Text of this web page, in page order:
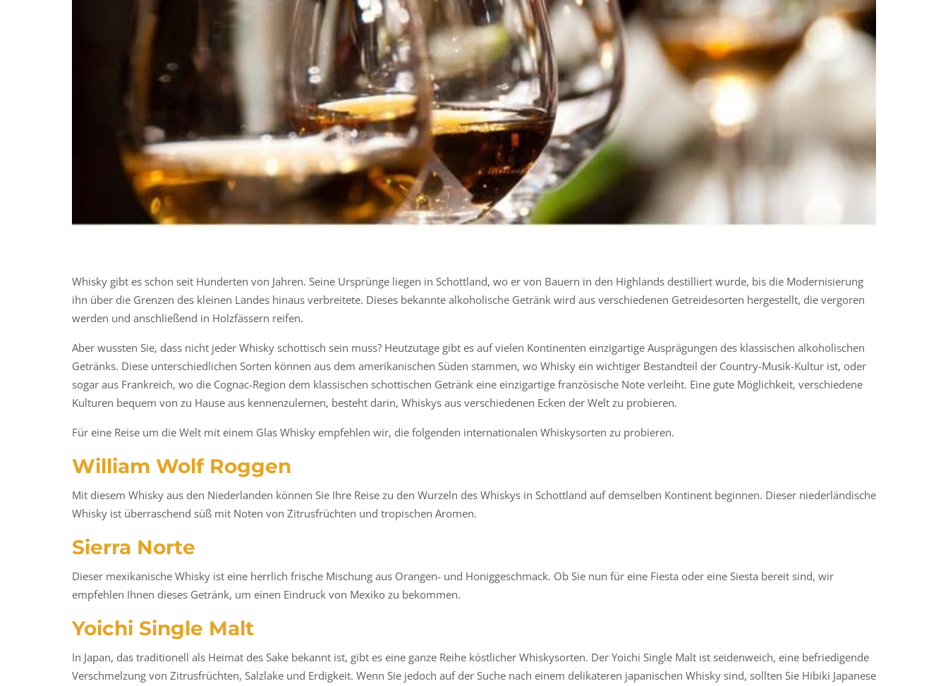
Whisky gibt es schon seit Hunderten von Jahren. Seine Ursprünge liegen in Schottland, wo er von Bauern in den Highlands destilliert wurde, bis die Modernisierung
ihn über die Grenzen des kleinen Landes hinaus verbreitete. Dieses bekannte alkoholische Getränk wird aus verschiedenen Getreidesorten hergestellt, die vergoren
werden und anschließend in Holzfässern reifen.
Aber wussten Sie, dass nicht jeder Whisky schottisch sein muss? Heutzutage gibt es auf vielen Kontinenten einzigartige Ausprägungen des klassischen alkoholischen
Getränks. Diese unterschiedlichen Sorten können aus dem amerikanischen Süden stammen, wo Whisky ein wichtiger Bestandteil der Country-Musik-Kultur ist, oder
sogar aus Frankreich, wo die Cognac-Region dem klassischen schottischen Getränk eine einzigartige französische Note verleiht. Eine gute Möglichkeit, verschiedene
Kulturen bequem von zu Hause aus kennenzulernen, besteht darin, Whiskys aus verschiedenen Ecken der Welt zu probieren.
Für eine Reise um die Welt mit einem Glas Whisky empfehlen wir, die folgenden internationalen Whiskysorten zu probieren.
William Wolf Roggen
Mit diesem Whisky aus den Niederlanden können Sie Ihre Reise zu den Wurzeln des Whiskys in Schottland auf demselben Kontinent beginnen. Dieser niederländische
Whisky ist überraschend süß mit Noten von Zitrusfrüchten und tropischen Aromen.
Sierra Norte
Dieser mexikanische Whisky ist eine herrlich frische Mischung aus Orangen- und Honiggeschmack. Ob Sie nun für eine Fiesta oder eine Siesta bereit sind, wir
empfehlen Ihnen dieses Getränk, um einen Eindruck von Mexiko zu bekommen.
Yoichi Single Malt
In Japan, das traditionell als Heimat des Sake bekannt ist, gibt es eine ganze Reihe köstlicher Whiskysorten. Der Yoichi Single Malt ist seidenweich, eine befriedigende
Verschmelzung von Zitrusfrüchten, Salzlake und Erdigkeit. Wenn Sie jedoch auf der Suche nach einem delikateren japanischen Whisky sind, sollten Sie Hibiki Japanese